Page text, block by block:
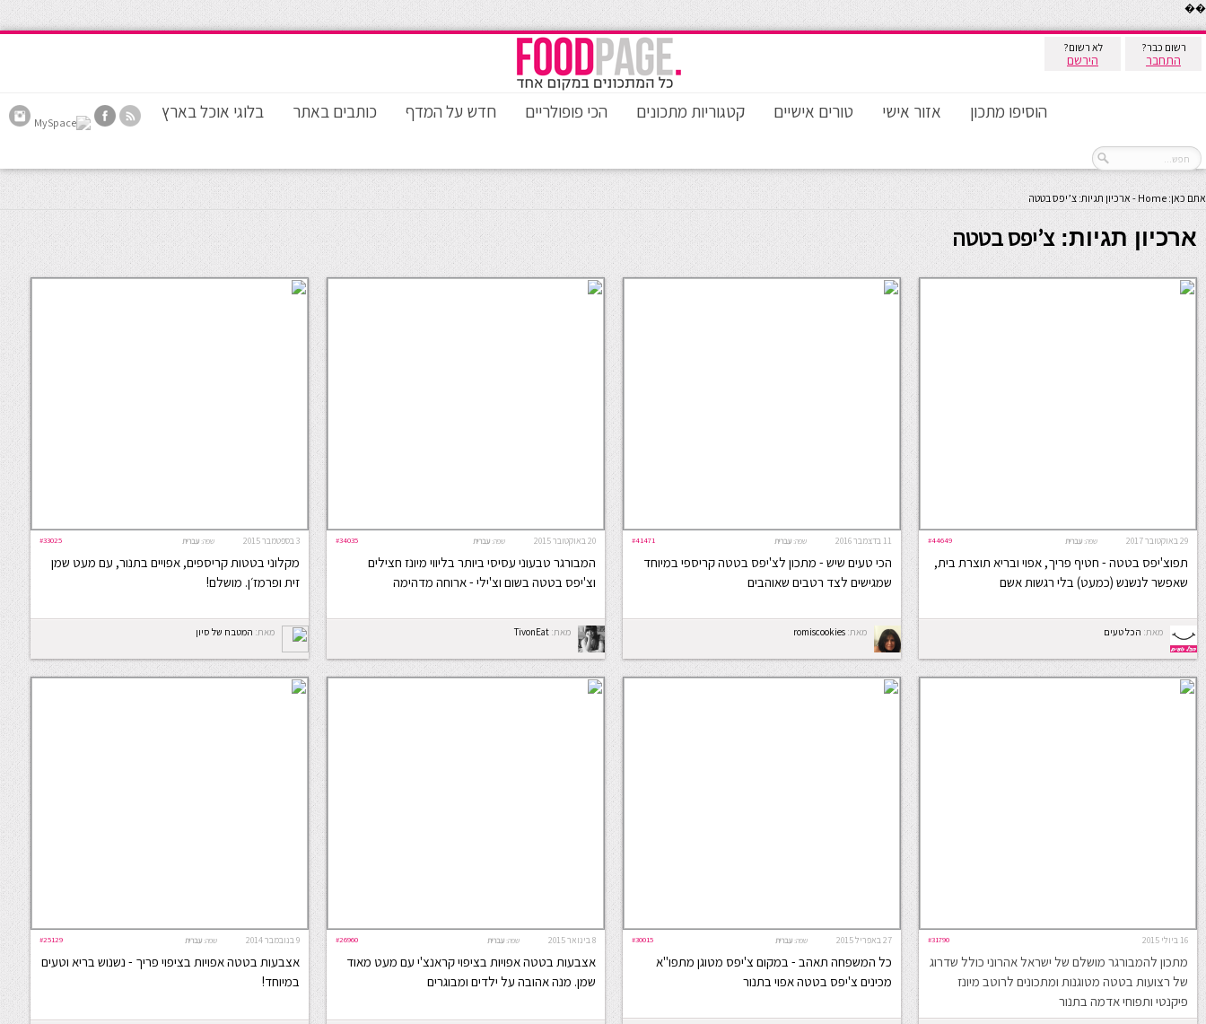
��
רשום כבר?
התחבר
לא רשום?
הירשם
הוסיפו מתכון אזור אישי טורים אישיים קטגוריות מתכונים הכי פופולריים חדש על המדף כותבים באתר בלוגי אוכל בארץ
אתם כאן: Home
-ארכיון תגיות: צ’יפס בטטה
ארכיון תגיות:צ’יפס בטטה
29 באוקטובר 2017 #44649 שפה: עברית
תפוצ'יפס בטטה - חטיף פריך, אפוי ובריא תוצרת בית,
שאפשר לנשנש (כמעט) בלי רגשות אשם
מאת: הכל טעים
11 בדצמבר 2016 #41471 שפה: עברית
הכי טעים שיש - מתכון לצ'יפס בטטה קריספי במיוחד
שמגישים לצד רטבים שאוהבים
מאת: romiscookies
20 באוקטובר 2015 #34035 שפה: עברית
המבורגר טבעוני עסיסי ביותר בליווי מיונז חצילים
וצ'יפס בטטה בשום וצ'ילי - ארוחה מדהימה
מאת: TivonEat
3 בספטמבר 2015 #33025 שפה: עברית
מקלוני בטטות קריספים, אפויים בתנור, עם מעט שמן
זית ופרמז׳ן. מושלם!
מאת: המטבח של סיון
16 ביולי 2015 #31790
מתכון להמבורגר מושלם של ישראל אהרוני כולל שדרוג
של רצועות בטטה מטוגנות ומתכונים לרוטב מיונז
פיקנטי ותפוחי אדמה בתנור
27 באפריל 2015 #30015 שפה: עברית
כל המשפחה תאהב - במקום צ'יפס מטוגן מתפו"א
מכינים צ'יפס בטטה אפוי בתנור
8 בינואר 2015 #26960 שפה: עברית
אצבעות בטטה אפויות בציפוי קראנצ'י עם מעט מאוד
שמן. מנה אהובה על ילדים ומבוגרים
9 בנובמבר 2014 #25129 שפה: עברית
אצבעות בטטה אפויות בציפוי פריך - נשנוש בריא וטעים
במיוחד!